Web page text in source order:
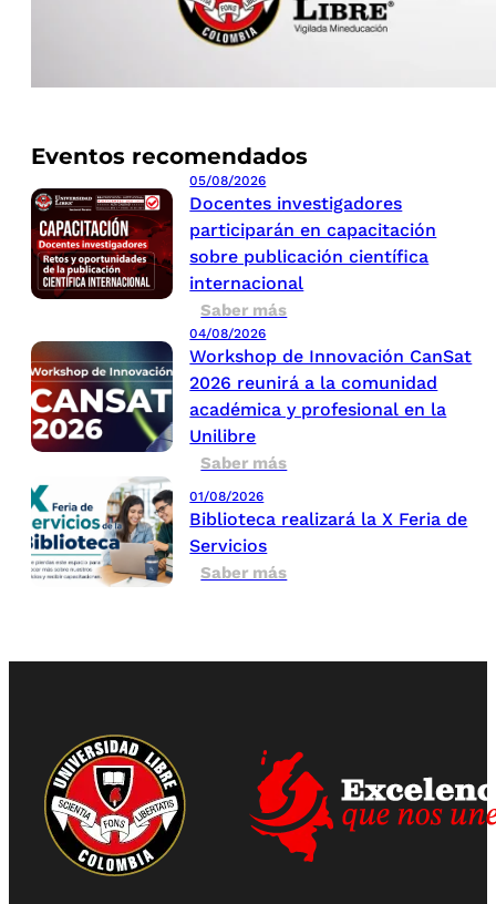
Eventos recomendados
05/08/2026
Docentes investigadores
participarán en capacitación
sobre publicación científica
internacional
Saber más
04/08/2026
Workshop de Innovación CanSat
2026 reunirá a la comunidad
académica y profesional en la
Unilibre
Saber más
01/08/2026
Biblioteca realizará la X Feria de
Servicios
Saber más